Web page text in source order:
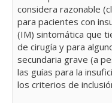
considera razonable
para pacientes con
(IM) sintomática que
de cirugía y para
secundaria grave (a
las guías para la
los criterios de